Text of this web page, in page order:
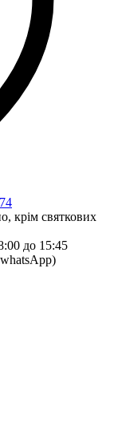
крім святкових
до 15:45